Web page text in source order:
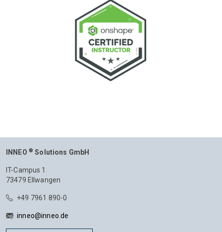
INNEO ® Solutions GmbH
IT-Campus 1
73479 Ellwangen
+49 7961 890-0
inneo@inneo.de